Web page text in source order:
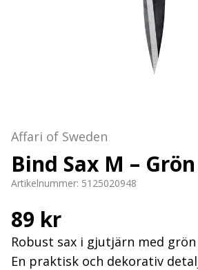
Affari of Sweden
Bind Sax M – Grön
Artikelnummer: 5125020948
89 kr
Robust sax i gjutjärn med
En praktisk och dekorativ